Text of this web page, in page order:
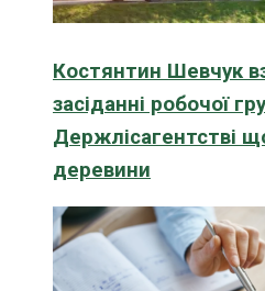
Костянтин Шевчук
засіданні робочої
Держлісагентстві
деревини